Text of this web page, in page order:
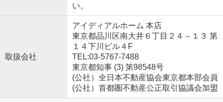
い。
取扱会社
アイディアルホーム 本店
東京都品川区南大井６丁目２４－１３ 第
１４下川ビル４F
TEL:03-5767-7488
東京都知事 (3) 第98548号
(公社）全日本不動産協会東京都本部会員
(公社）首都圏不動産公正取引協議会加盟